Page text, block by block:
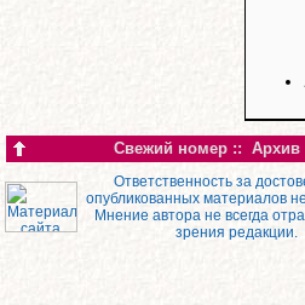
Свежий номер :: Архив
Ответственность за
опубликованных материалов
Мнение автора не всегда
зрения редакции.